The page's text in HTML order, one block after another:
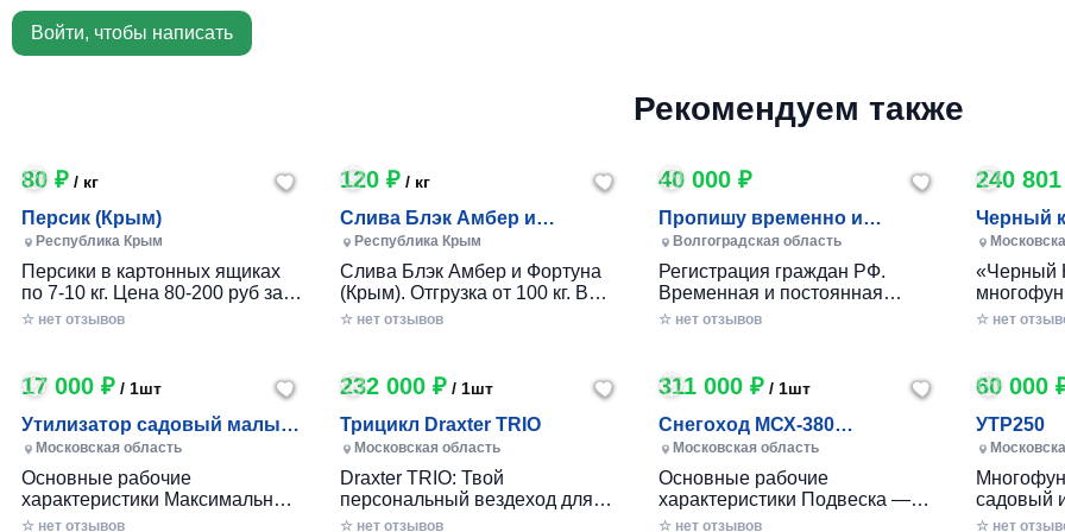
Войти, чтобы написать
Рекомендуем также
80 ₽ / кг
Персик (Крым)
Республика Крым
Персики в картонных ящиках
по 7-10 кг. Цена 80-200 руб за 1
кг в зависимости от размера и
☆ нет отзывов
120 ₽/ кг
Слива Блэк Амбер и
Фортуна (Крым)
Республика Крым
Слива Блэк Амбер и Фортуна
(Крым). Отгрузка от 100 кг. В
картонном ящике по 7-10 кг.
☆ нет отзывов
40 000 ₽
Пропишу временно и
постоянно в Волжском
Волгоградская область
Регистрация граждан РФ.
Временная и постоянная
официально через мфц.
☆ нет отзывов
240
Черный
«Черный
колесный
садами и
стильный
☆ нет
17 000 ₽ / 1шт
Утилизатор садовый малый
(УСМ)
Московская область
Основные рабочие
характеристики Максимальный
размер переработки
☆ нет отзывов
232 000 ₽/ 1шт
Трицикл Draxter TRIO
Московская область
Draxter TRIO: Твой
персональный вездеход для
приключений и развлечений!
☆ нет отзывов
311 000 ₽/ 1шт
Снегоход МСХ-380
(20л.с.-11А-РС, Вариатор,
Long (П
Московская область
Основные рабочие
характеристики Подвеска —
Катковая Максимальная
☆ нет отзывов
60 000
УТР250
садовый
☆ нет